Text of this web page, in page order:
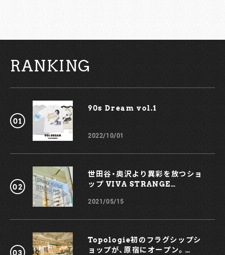
るなどオリジナルのフィッシングベストのディテールを踏襲
している。 ¥24,200（税込） ベスト同様のアブガルシアオリジ
メッシュになっている。ワイドシルエットでウエストはドロー
コードのイージー仕様なので、これから訪れるフェスシーズン
に重宝するパンツだ。 ¥6,600（税込） 胸のワンポイントと背
面に大きなロゴが存在感を演出するTシャツ。スウェーデン王
室御用達が頷ける品格あるブランドロゴが美しい。
¥8,800（税込） ¥6,820（税込） ジャングルハット、キャップ共
遮らないようにしたり、首元が日焼けしないようにブリムの長
さが考えられていたり、フィッシング利用時を考えたデザイン
になっている。キャップはシンプルで飽きがこないデザイン。
あらゆるファッションシーンで使える万能選手だ。 【お問い合
わせ先】
RANKING
90s Dream vol.1￼
2022/10/01
世田谷・奥沢より異彩を放つショ
ップ VIVA STRANGE
2021/05/15
Topologie初のフラグシップシ
ョップが、原宿にオープン。